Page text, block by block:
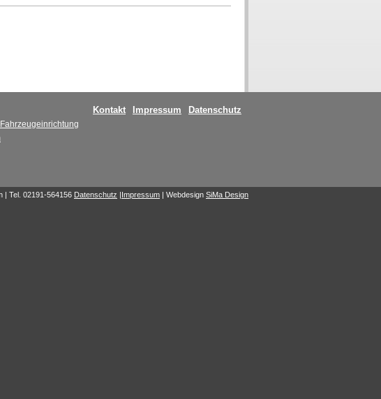
Kontakt Impressum Datenschutz
| Tel. 02191-564156 Datenschutz Impressum | Webdesign SiMa Design